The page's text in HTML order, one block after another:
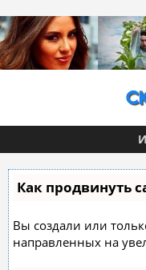
Как продвинуть
Вы создали или
направленных на